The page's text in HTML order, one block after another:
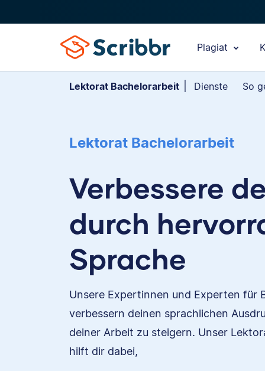
Plagiat
Lektorat Bachelorarbeit Dienste So
Lektorat Bachelorarbeit
Verbessere
durch
Sprache
Unsere Expertinnen und Experten für
verbessern deinen sprachlichen
deiner Arbeit zu steigern. Unser
hilft dir dabei,